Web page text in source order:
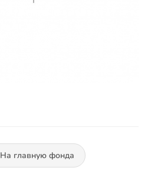
На главную фонда